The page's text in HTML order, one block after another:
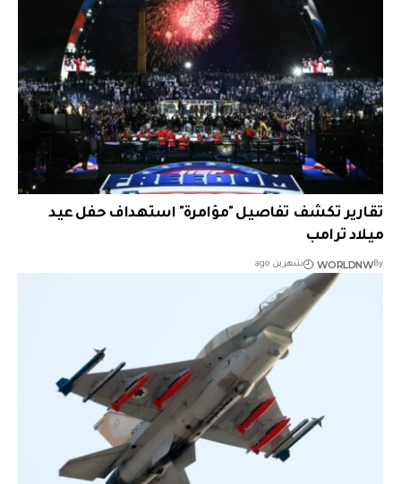
تقارير تكشف تفاصيل "مؤامرة" استهداف حفل عيد
ميلاد ترامب
By
WORLDNW شهرين ago